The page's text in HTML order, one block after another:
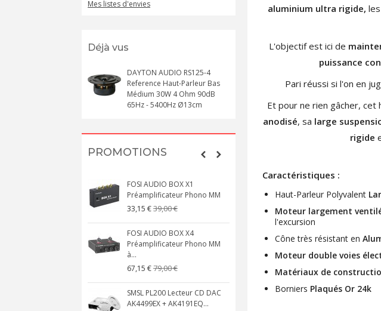
Mes listes d'envies
Déjà vus
DAYTON AUDIO RS125-4
Reference Haut-Parleur Bas
Médium 30W 4 Ohm 90dB
65Hz - 5400Hz Ø13cm
PROMOTIONS
FOSI AUDIO BOX X1
Préamplificateur Phono MM
33,15 €39,00 €
FOSI AUDIO BOX X4
Préamplificateur Phono MM
à...
67,15 €79,00 €
SMSL PL200 Lecteur CD DAC
AK4499EX + AK4191EQ...
XLR Femelle 3 Pôles...
4,30 €4,95 €
[GRADE B] DAYTON AUDIO
MKSX4 Enceinte Subwoofer...
149,00 €179,90 €
Amplificateur Intégré...
aluminium ultra rigide,
L'objectif est ici de
puissance
Pari réussi si l'on en
Et pour ne rien gâcher, cet
anodisé, sa large
rigide
Caractéristiques :
Haut-Parleur Polyvalent
Moteur largement
l'excursion
Cône très résistant en
Moteur double voies
Matériaux de
Borniers Plaqués Or 24k